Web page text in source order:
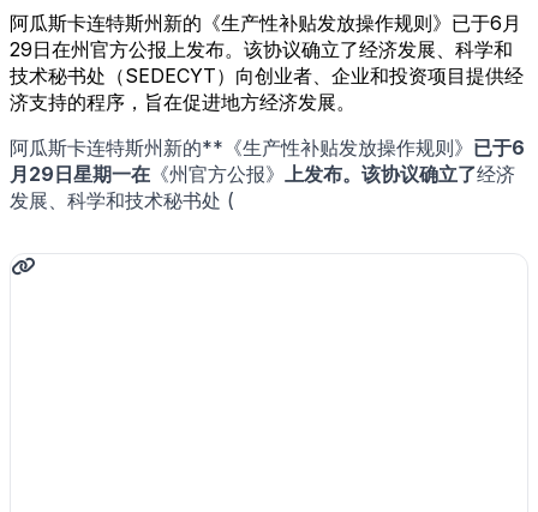
阿瓜斯卡连特斯州新的《生产性补贴发放操作规则》已于6月
29日在州官方公报上发布。该协议确立了经济发展、科学和
技术秘书处（SEDECYT）向创业者、企业和投资项目提供经
济支持的程序，旨在促进地方经济发展。
阿瓜斯卡连特斯州新的**《生产性补贴发放操作规则》 已于6
月29日星期一在 《州官方公报》 上发布。该协议确立了经济
发展、科学和技术秘书处 (